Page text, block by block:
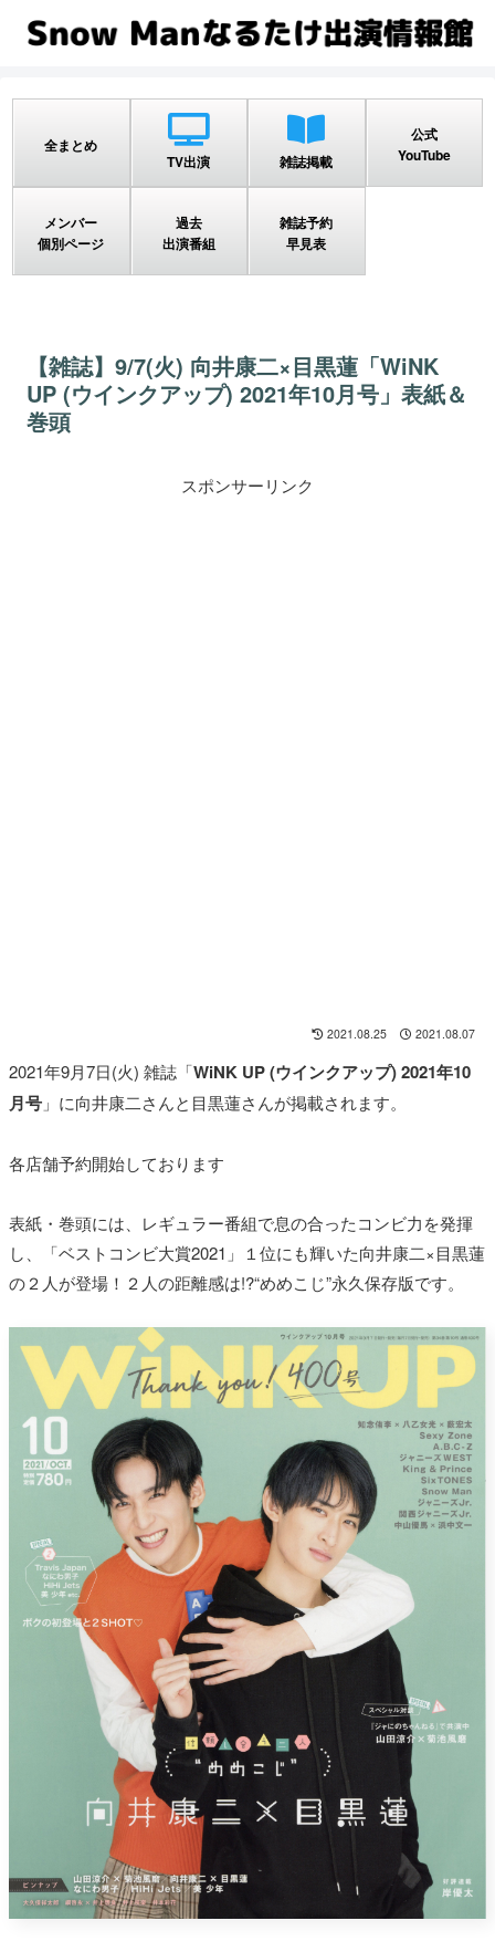
全まとめ
TV出演
雑誌掲載
公式
YouTube
メンバー
個別ページ
過去
出演番組
雑誌予約
早見表
【雑誌】9/7(火) 向井康二×目黒蓮「WiNK
UP (ウインクアップ) 2021年10月号」表紙＆
巻頭
スポンサーリンク
2021.08.25 2021.08.07
2021年9月7日(火) 雑誌「WiNK UP (ウインクアップ) 2021年10
月号 」に向井康二さんと目黒蓮さんが掲載されます。
各店舗予約開始しております
表紙・巻頭には、レギュラー番組で息の合ったコンビ力を発揮
し、「ベストコンビ大賞2021」１位にも輝いた向井康二×目黒蓮
の２人が登場！２人の距離感は!?“めめこじ”永久保存版です。